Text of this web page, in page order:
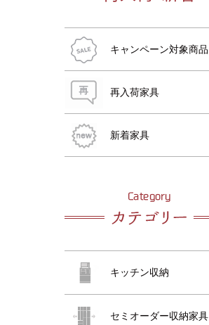
キャンペーン対象商品
再入荷家具
新着家具
キッチン収納
セミオーダー収納家具